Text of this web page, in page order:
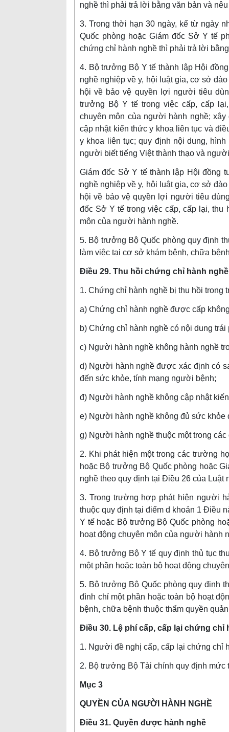
nghề thì phải trả lời bằng văn bản và
3. Trong thời hạn 30 ngày, kể từ ngày
Quốc phòng hoặc Giám đốc Sở Y tế
chứng chỉ hành nghề thì phải trả lời
4. Bộ trưởng Bộ Y tế thành lập Hội
nghề nghiệp về y, hội luật gia, cơ sở
hội về bảo vệ quyền lợi người tiêu
trưởng Bộ Y tế trong việc cấp, cấp
chuyên môn của người hành nghề;
cập nhật kiến thức y khoa liên tục và
y khoa liên tục; quy định nội dung,
người biết tiếng Việt thành thạo và
Giám đốc Sở Y tế thành lập Hội đồng
nghề nghiệp về y, hội luật gia, cơ sở
hội về bảo vệ quyền lợi người tiêu
đốc Sở Y tế trong việc cấp, cấp lại, thu
môn của người hành nghề.
5. Bộ trưởng Bộ Quốc phòng quy định
làm việc tại cơ sở khám bệnh, chữa
Điều 29. Thu hồi chứng chỉ hành
1. Chứng chỉ hành nghề bị thu hồi trong
a) Chứng chỉ hành nghề được cấp
b) Chứng chỉ hành nghề có nội dung trái
c) Người hành nghề không hành nghề
d) Người hành nghề được xác định có
đến sức khỏe, tính mạng người bệnh;
đ) Người hành nghề không cập nhật
e) Người hành nghề không đủ sức khỏe
g) Người hành nghề thuộc một trong
2. Khi phát hiện một trong các trường
hoặc Bộ trưởng Bộ Quốc phòng hoặc
nghề theo quy định tại Điều 26 của Luật
3. Trong trường hợp phát hiện người
thuộc quy định tại điểm d khoản 1 Điều
Y tế hoặc Bộ trưởng Bộ Quốc phòng
hoạt động chuyên môn của người hành
4. Bộ trưởng Bộ Y tế quy định thủ tục
một phần hoặc toàn bộ hoạt động
5. Bộ trưởng Bộ Quốc phòng quy định
đình chỉ một phần hoặc toàn bộ hoạt
bệnh, chữa bệnh thuộc thẩm quyền
Điều 30. Lệ phí cấp, cấp lại chứng chỉ
1. Người đề nghị cấp, cấp lại chứng chỉ
2. Bộ trưởng Bộ Tài chính quy định
Mục 3
QUYỀN CỦA NGƯỜI HÀNH NGHỀ
Điều 31. Quyền được hành nghề